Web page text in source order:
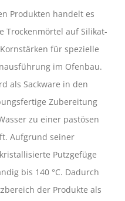
Produkten handelt es
Trockenmörtel auf Silikat-
für spezielle
im Ofenbau.
als Sackware in den
Zubereitung
zu einer pastösen
Aufgrund seiner
Putzgefüge
bis 140 °C. Dadurch
der Produkte als